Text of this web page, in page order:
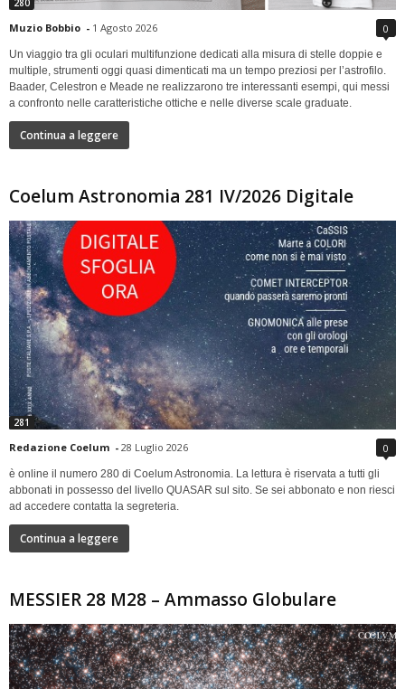
280
Muzio Bobbio - 1 Agosto 2026 0
Un viaggio tra gli oculari multifunzione dedicati alla misura di stelle doppie e
multiple, strumenti oggi quasi dimenticati ma un tempo preziosi per l’astrofilo.
Baader, Celestron e Meade ne realizzarono tre interessanti esempi, qui messi
a confronto nelle caratteristiche ottiche e nelle diverse scale graduate.
Continua a leggere
Coelum Astronomia 281 IV/2026 Digitale
281
Redazione Coelum - 28 Luglio 2026 0
è online il numero 280 di Coelum Astronomia. La lettura è riservata a tutti gli
abbonati in possesso del livello QUASAR sul sito. Se sei abbonato e non riesci
ad accedere contatta la segreteria.
Continua a leggere
MESSIER 28 M28 – Ammasso Globulare